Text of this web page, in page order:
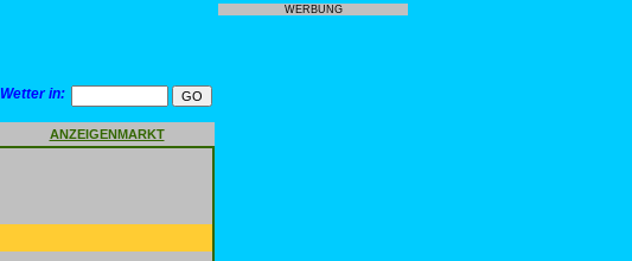
in:
ANZEIGENMARKT
WERBUNG